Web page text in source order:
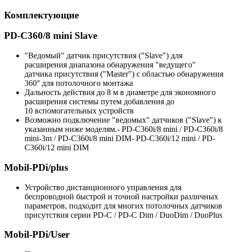
Комплектующие
PD-C360/8 mini Slave
"Ведомый" датчик присутствия ("Slave") для
расширения диапазона обнаружения "ведущего"
датчика присутствия ("Master") с областью обнаружения
360° для потолочного монтажа
Дальность действия до 8 м в диаметре для экономного
расширения системы путем добавления до
10 вспомогательных устройств
Возможно подключение "ведомых" датчиков ("Slave") к
указанным ниже моделям.- PD-C360i/8 mini / PD-C360i/8
mini-3m / PD-C360i/8 mini DIM- PD-C360i/12 mini / PD-
C360i/12 mini DIM
Mobil-PDi/plus
Устройство дистанционного управления для
беспроводной быстрой и точной настройки различных
параметров, подходит для многих потолочных датчиков
присутствия серии PD-C / PD-C Dim / DuoDim / DuoPlus
Mobil-PDi/User